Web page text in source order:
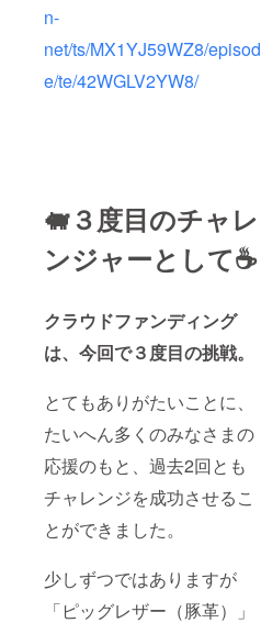
n-
net/ts/MX1YJ59WZ8/episod
e/te/42WGLV2YW8/
🐖３度目のチャレ
ンジャーとして☕️
クラウドファンディング
は、今回で３度目の挑戦。
とてもありがたいことに、
たいへん多くのみなさまの
応援のもと、過去2回とも
チャレンジを成功させるこ
とができました。
少しずつではありますが
「ピッグレザー（豚革）」